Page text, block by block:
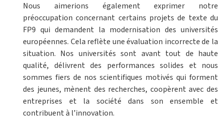
Nous aimerions également exprimer notre
préoccupation concernant certains projets de texte du
FP9 qui demandent la modernisation des universités
européennes. Cela reflète une évaluation incorrecte de la
situation. Nos universités sont avant tout de haute
qualité, délivrent des performances solides et nous
sommes fiers de nos scientifiques motivés qui forment
des jeunes, mènent des recherches, coopèrent avec des
entreprises et la société dans son ensemble et
contribuent à l’innovation.